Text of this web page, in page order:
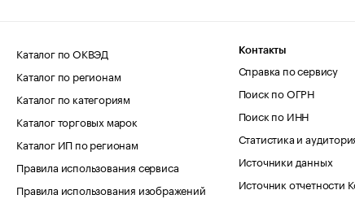
Каталог по ОКВЭД
Каталог по регионам
Каталог по категориям
Каталог торговых марок
Каталог ИП по регионам
Правила использования сервиса
Правила использования изображений
Контакты
Справка по сервису
Поиск по ОГРН
Поиск по ИНН
Статистика и
Источники данных
Источник отчетности